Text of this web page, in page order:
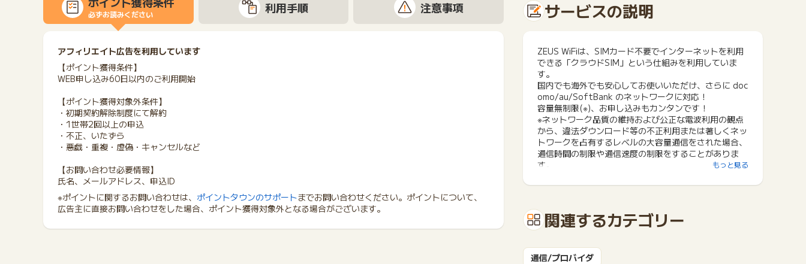
必ずお読みください 利用手順 注意事項
アフィリエイト広告を利用しています
【ポイント獲得条件】
WEB申し込み60日以内のご利用開始
【ポイント獲得対象外条件】
・初期契約解除制度にて解約
・1世帯2回以上の申込
・不正、いたずら
・悪戯・重複・虚偽・キャンセルなど
【お問い合わせ必要情報】
氏名、メールアドレス、申込ID
※ポイントに関するお問い合わせは、 ポイントタウンのサポートまでお問い合わせください。ポイントについて、
広告主に直接お問い合わせをした場合、ポイント獲得対象外となる場合がございます。
サービスの説明
ZEUS WiFiは、SIMカード不要でインターネットを利用
できる「クラウドSIM」という仕組みを利用していま
す。
国内でも海外でも安心してお使いいただけ、さらに doc
omo/au/SoftBank のネットワークに対応！
容量無制限(※)、お申し込みもカンタンです！
※ネットワーク品質の維持および公正な電波利用の観点
から、違法ダウンロード等の不正利用または著しくネッ
トワークを占有するレベルの大容量通信をされた場合、
通信時間の制限や通信速度の制限をすることがありま
す。
もっと見る
関連するカテゴリー
通信/プロバイダ